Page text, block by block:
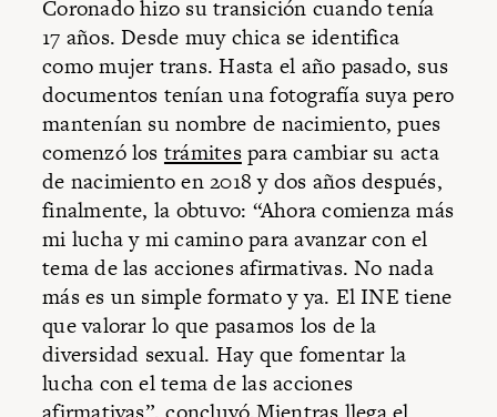
Coronado hizo su transición cuando tenía
17 años. Desde muy chica se identifica
como mujer trans. Hasta el año pasado, sus
documentos tenían una fotografía suya pero
mantenían su nombre de nacimiento, pues
comenzó los trámitespara cambiar su acta
de nacimiento en 2018 y dos años después,
finalmente, la obtuvo: “Ahora comienza más
mi lucha y mi camino para avanzar con el
tema de las acciones afirmativas. No nada
más es un simple formato y ya. El INE tiene
que valorar lo que pasamos los de la
diversidad sexual. Hay que fomentar la
lucha con el tema de las acciones